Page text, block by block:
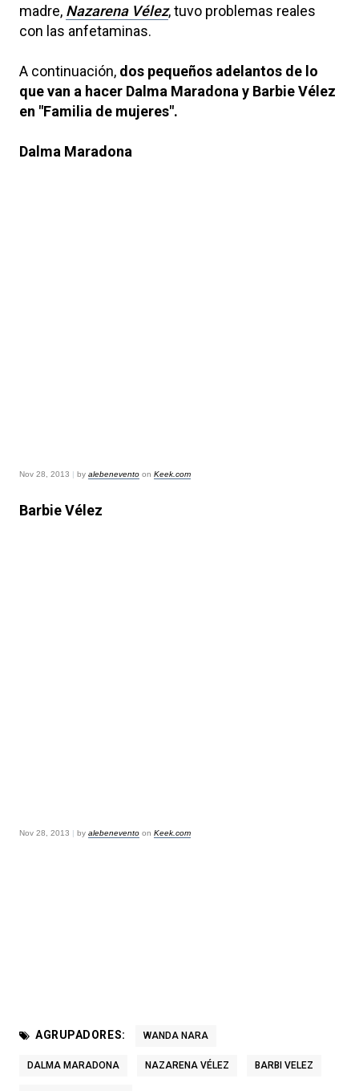
madre, Nazarena Vélez, tuvo problemas reales
con las anfetaminas.
A continuación, dos pequeños adelantos de lo
que van a hacer Dalma Maradona y Barbie Vélez
en "Familia de mujeres".
Dalma Maradona
Nov 28, 2013 | by alebenevento on Keek.com
Barbie Vélez
Nov 28, 2013 | by alebenevento on Keek.com
AGRUPADORES: WANDA NARA
DALMA MARADONA NAZARENA VÉLEZ BARBI VELEZ